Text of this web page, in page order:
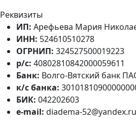
Реквизиты
ИП: Арефьева Мария
ИНН: 524610510278
ОГРНИП: 324527500019223
р/с: 40802810842000059611
Банк: Волго-Вятский банк
к/с банка:
БИК: 042202603
e-mail: diadema-52@yandex.ru